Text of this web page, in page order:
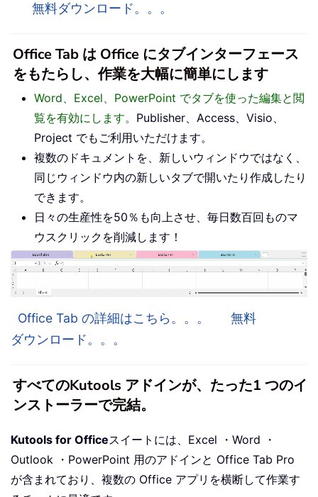
無料ダウンロード。。。
Office Tab は Office にタブインターフェース
をもたらし、作業を大幅に簡単にします
Word、Excel、PowerPoint でタブを使った編集と閲
覧を有効にします。 Publisher、Access、Visio、
Project でもご利用いただけます。
複数のドキュメントを、新しいウィンドウではなく、
同じウィンドウ内の新しいタブで開いたり作成したり
できます。
日々の生産性を50％も向上させ、毎日数百回ものマ
ウスクリックを削減します！
Office Tab の詳細はこちら。。。
無料
ダウンロード。。。
すべてのKutools アドインが、たった1 つのイ
ンストーラーで完結。
Kutools for Officeスイートには、Excel ・Word ・
Outlook ・PowerPoint 用のアドインと Office Tab Pro
が含まれており、複数の Office アプリを横断して作業す